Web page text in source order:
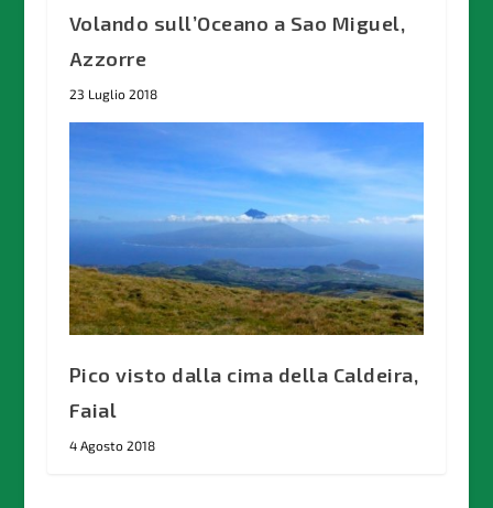
Volando sull’Oceano a Sao Miguel,
Azzorre
23 Luglio 2018
Pico visto dalla cima della Caldeira,
Faial
4 Agosto 2018